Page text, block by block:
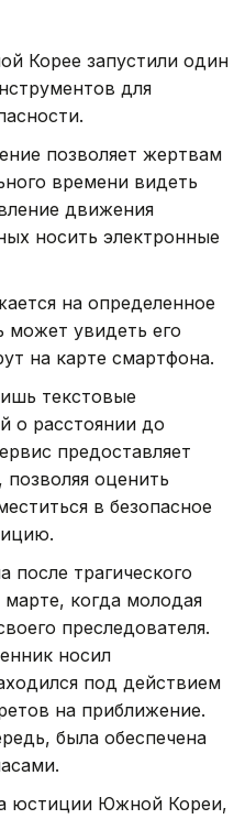
Корее запустили один
для
позволяет жертвам
времени видеть
движения
носить электронные
на определенное
может увидеть его
на карте смартфона.
текстовые
о расстоянии до
предоставляет
оценить
в безопасное
после трагического
когда молодая
преследователя.
носил
под действием
на приближение.
была обеспечена
юстиции Южной Кореи,